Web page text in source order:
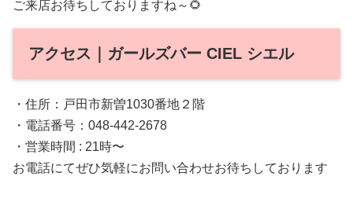
ご来店お待ちしておりますね～🌻
アクセス｜ガールズバー CIEL シエル
・住所：戸田市新曽1030番地２階
・電話番号：048-442-2678
・営業時間 : 21時〜
お電話にてぜひ気軽にお問い合わせお待ちしております